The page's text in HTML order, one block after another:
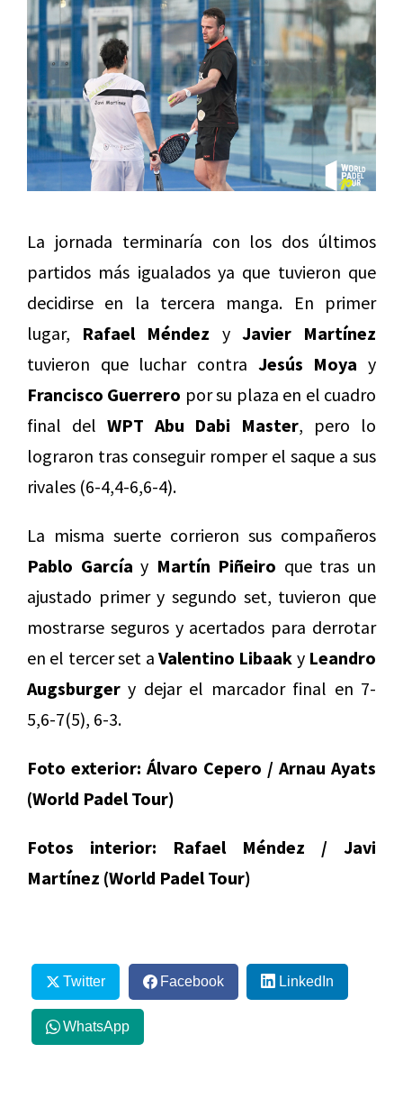
La jornada terminaría con los dos últimos
partidos más igualados ya que tuvieron que
decidirse en la tercera manga. En primer
lugar, Rafael Méndez y Javier Martínez
tuvieron que luchar contra Jesús Moya y
Francisco Guerrero por su plaza en el cuadro
final del WPT Abu Dabi Master, pero lo
lograron tras conseguir romper el saque a sus
rivales (6-4,4-6,6-4).
La misma suerte corrieron sus compañeros
Pablo García y Martín Piñeiro que tras un
ajustado primer y segundo set, tuvieron que
mostrarse seguros y acertados para derrotar
en el tercer set a Valentino Libaak y Leandro
Augsburger y dejar el marcador final en 7-
5,6-7(5), 6-3.
Foto exterior: Álvaro Cepero / Arnau Ayats
(World Padel Tour)
Fotos interior: Rafael Méndez / Javi
Martínez (World Padel Tour)
Twitter Facebook LinkedIn
WhatsApp